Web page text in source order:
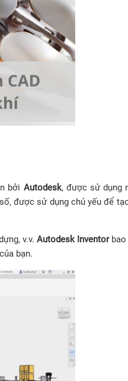
bởi Autodesk, được sử dụng
được sử dụng chủ yếu để
v.v. Autodesk Inventorbao
bạn.